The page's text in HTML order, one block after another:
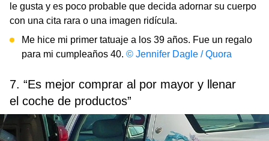
le gusta y es poco probable que decida adornar su cuerpo
con una cita rara o una imagen ridícula.
Me hice mi primer tatuaje a los 39 años. Fue un regalo
para mi cumpleaños 40. © Jennifer Dagle / Quora
7. “Es mejor comprar al por mayor y llenar
el coche de productos”